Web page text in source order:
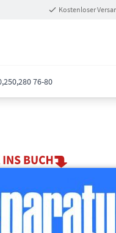
Kostenloser
76-80